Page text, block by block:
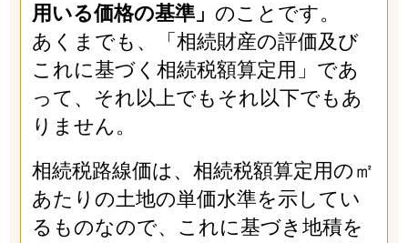
用いる価格の基準」 のことです。
あくまでも、「相続財産の評価及び
これに基づく相続税額算定用」であ
って、それ以上でもそれ以下でもあ
りません。
相続税路線価は、相続税額算定用の㎡
あたりの土地の単価水準を示してい
るものなので、これに基づき地積を